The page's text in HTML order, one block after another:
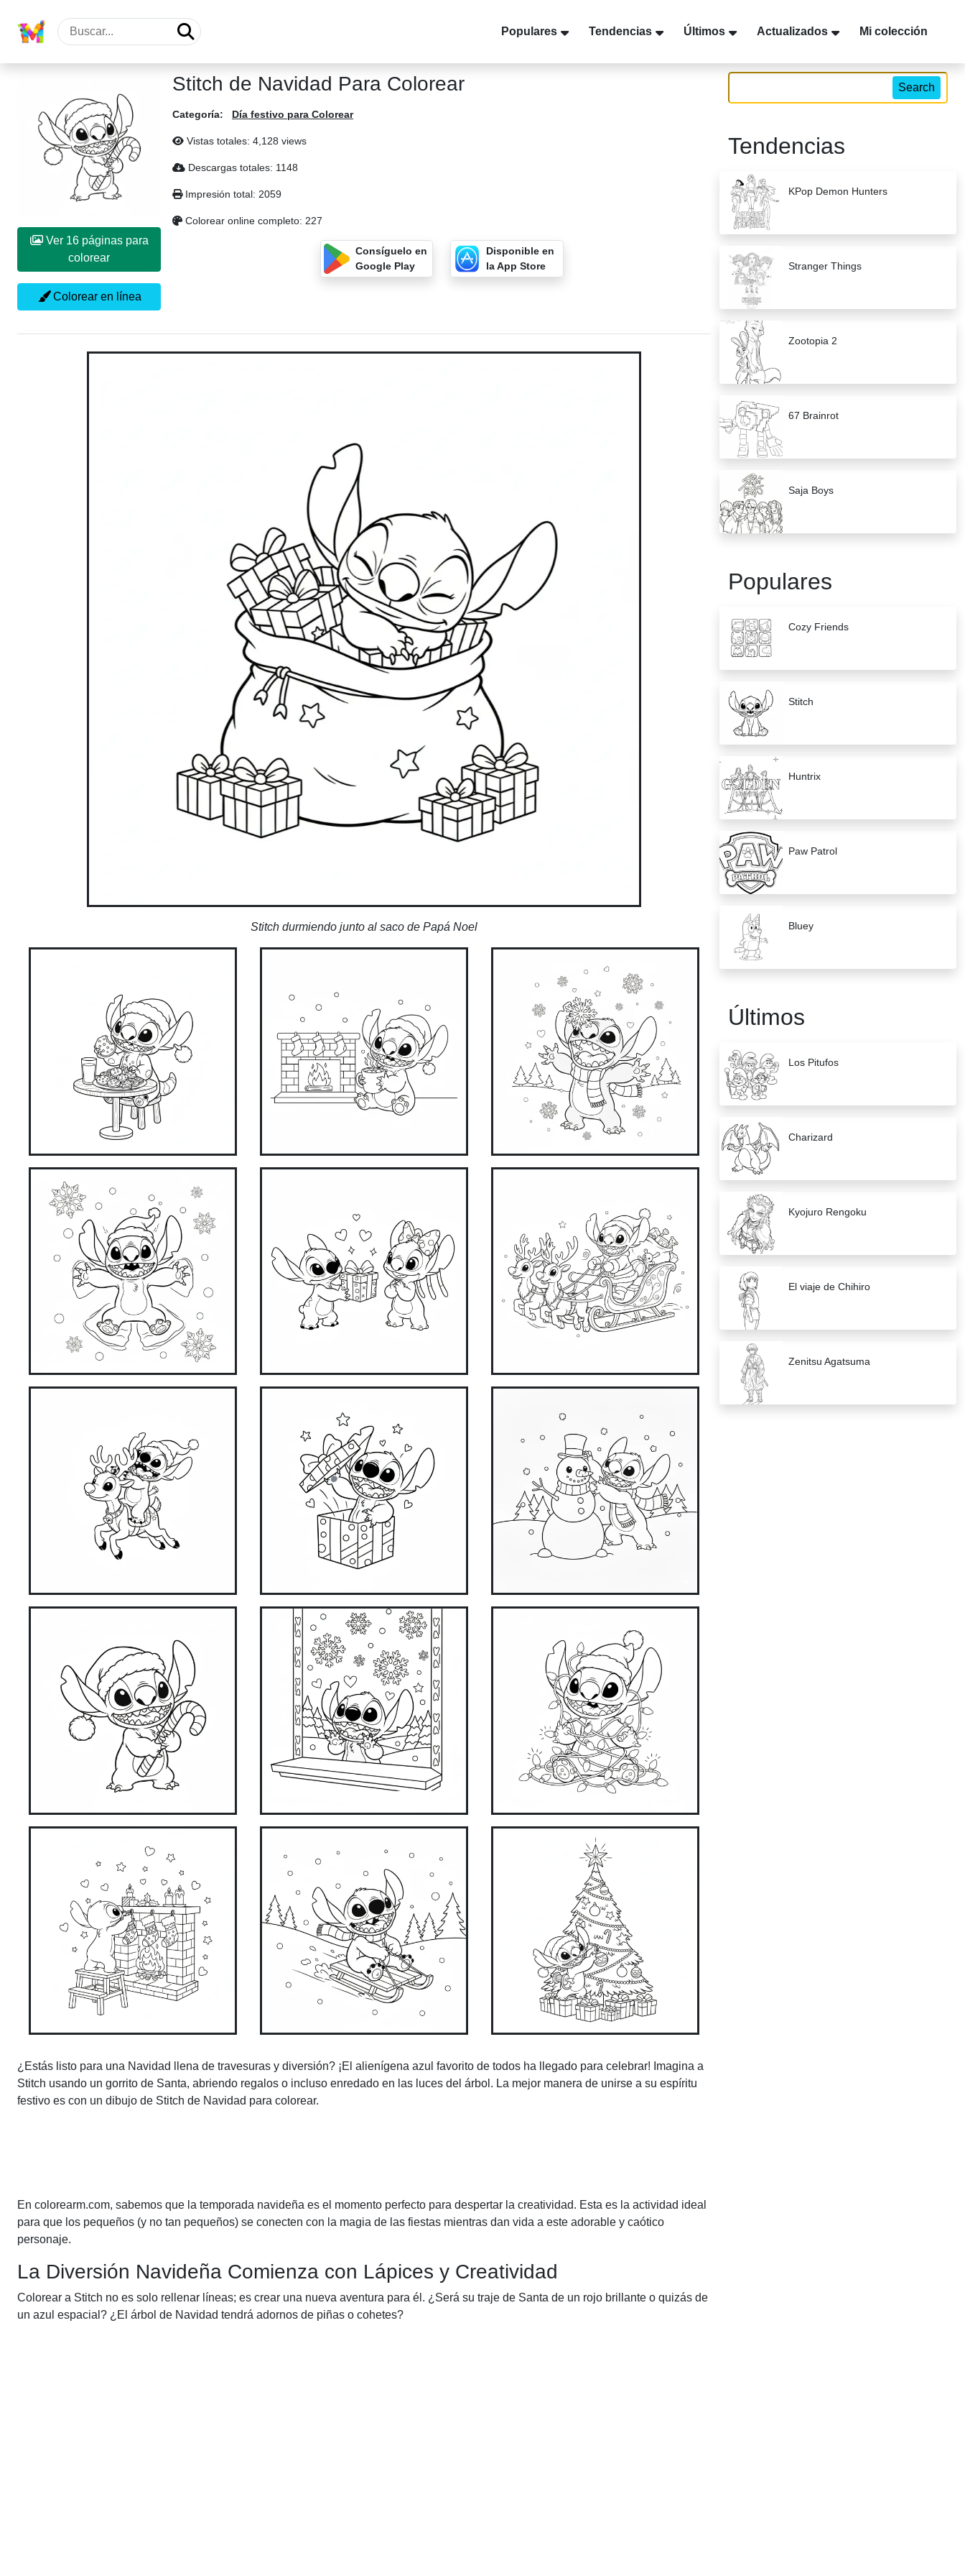
Populares Tendencias Últimos Actualizados Mi colección
Ver 16 páginas para
colorear
Colorear en línea
Stitch de Navidad Para Colorear
Categoría: Día festivo para Colorear
Vistas totales: 4,128 views
Descargas totales: 1148
Impresión total: 2059
Colorear online completo: 227
Consíguelo en
Google Play
Disponible en
la App Store
Stitch durmiendo junto al saco de Papá Noel
¿Estás listo para una Navidad llena de travesuras y diversión? ¡El alienígena azul favorito de todos ha llegado para celebrar! Imagina a
Stitch usando un gorrito de Santa, abriendo regalos o incluso enredado en las luces del árbol. La mejor manera de unirse a su espíritu
festivo es con un dibujo de Stitch de Navidad para colorear.
En colorearm.com, sabemos que la temporada navideña es el momento perfecto para despertar la creatividad. Esta es la actividad ideal
para que los pequeños (y no tan pequeños) se conecten con la magia de las fiestas mientras dan vida a este adorable y caótico
personaje.
La Diversión Navideña Comienza con Lápices y Creatividad
Colorear a Stitch no es solo rellenar líneas; es crear una nueva aventura para él. ¿Será su traje de Santa de un rojo brillante o quizás de
un azul espacial? ¿El árbol de Navidad tendrá adornos de piñas o cohetes?
Search
Tendencias
KPop Demon Hunters
Stranger Things
Zootopia 2
67 Brainrot
Saja Boys
Populares
Cozy Friends
Stitch
Huntrix
Paw Patrol
Bluey
Últimos
Los Pitufos
Charizard
Kyojuro Rengoku
El viaje de Chihiro
Zenitsu Agatsuma